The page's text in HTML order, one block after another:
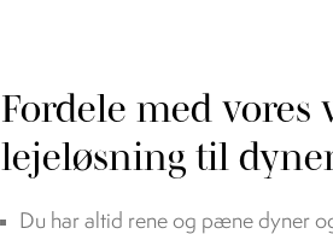
Fordele med vores
lejeløsning til
Du har altid rene og pæne dyner